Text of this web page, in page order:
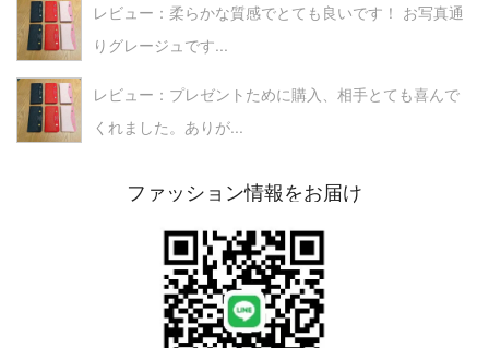
レビュー：柔らかな質感でとても良いです！ お写真通
りグレージュです...
レビュー：プレゼントために購入、相手とても喜んで
くれました。ありが...
ファッション情報をお届け